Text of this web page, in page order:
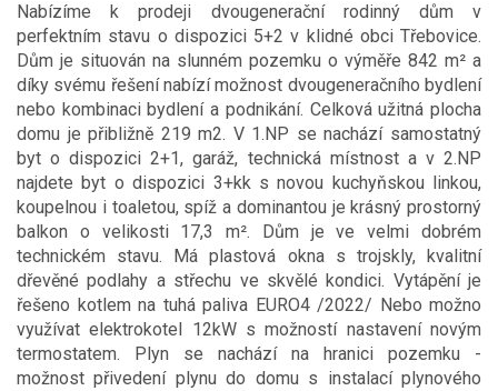
Nabízíme k prodeji dvougenerační rodinný dům v
perfektním stavu o dispozici 5+2 v klidné obci Třebovice.
Dům je situován na slunném pozemku o výměře 842 m² a
díky svému řešení nabízí možnost dvougeneračního bydlení
nebo kombinaci bydlení a podnikání. Celková užitná plocha
domu je přibližně 219 m2. V 1.NP se nachází samostatný
byt o dispozici 2+1, garáž, technická místnost a v 2.NP
najdete byt o dispozici 3+kk s novou kuchyňskou linkou,
koupelnou i toaletou, spíž a dominantou je krásný prostorný
balkon o velikosti 17,3 m². Dům je ve velmi dobrém
technickém stavu. Má plastová okna s trojskly, kvalitní
dřevěné podlahy a střechu ve skvělé kondici. Vytápění je
řešeno kotlem na tuhá paliva EURO4 /2022/ Nebo možno
využívat elektrokotel 12kW s možností nastavení novým
termostatem. Plyn se nachází na hranici pozemku -
možnost přivedení plynu do domu s instalací plynového